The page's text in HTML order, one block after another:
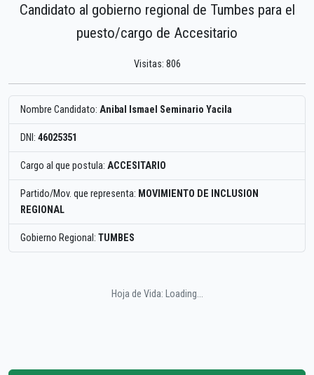
Candidato al gobierno regional de Tumbes para el
puesto/cargo de Accesitario
Visitas: 806
Nombre Candidato: Anibal Ismael Seminario Yacila
DNI: 46025351
Cargo al que postula: ACCESITARIO
Partido/Mov. que representa: MOVIMIENTO DE INCLUSION
REGIONAL
Gobierno Regional: TUMBES
Hoja de Vida: Loading...